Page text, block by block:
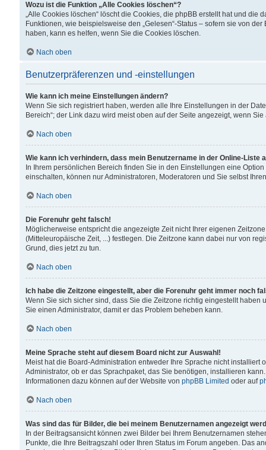
Wozu ist die Funktion „Alle Cookies löschen“?
„Alle Cookies löschen“ löscht die Cookies, die phpBB erstellt hat und
Funktionen, wie beispielsweise den „Gelesen“-Status – sofern sie von
haben, kann es helfen, wenn Sie die Cookies löschen.
Nach oben
Benutzerpräferenzen und -einstellungen
Wie kann ich meine Einstellungen ändern?
Wenn Sie sich registriert haben, werden alle Ihre Einstellungen in der
Bereich“; der Link dazu wird meist oben auf der Seite angezeigt, wenn
Nach oben
Wie kann ich verhindern, dass mein Benutzername in der Online-Liste
In Ihrem persönlichen Bereich finden Sie in den Einstellungen eine
einschalten, können nur Administratoren, Moderatoren und Sie selbst
Nach oben
Die Forenuhr geht falsch!
Möglicherweise entspricht die angezeigte Zeit nicht Ihrer eigenen
(Mitteleuropäische Zeit, ...) festlegen. Die Zeitzone kann dabei nur von
Grund, dies jetzt zu tun.
Nach oben
Ich habe die Zeitzone eingestellt, aber die Forenuhr geht immer noch
Wenn Sie sich sicher sind, dass Sie die Zeitzone richtig eingestellt
Sie einen Administrator, damit er das Problem beheben kann.
Nach oben
Meine Sprache steht auf diesem Board nicht zur Auswahl!
Meist hat die Board-Administration entweder Ihre Sprache nicht
Administrator, ob er das Sprachpaket, das Sie benötigen, installieren
Informationen dazu können auf der Website von phpBB Limited oder auf
Nach oben
Was sind das für Bilder, die bei meinem Benutzernamen angezeigt
In der Beitragsansicht können zwei Bilder bei Ihrem Benutzernamen
Punkte, die Ihre Beitragszahl oder Ihren Status im Forum angeben. Das